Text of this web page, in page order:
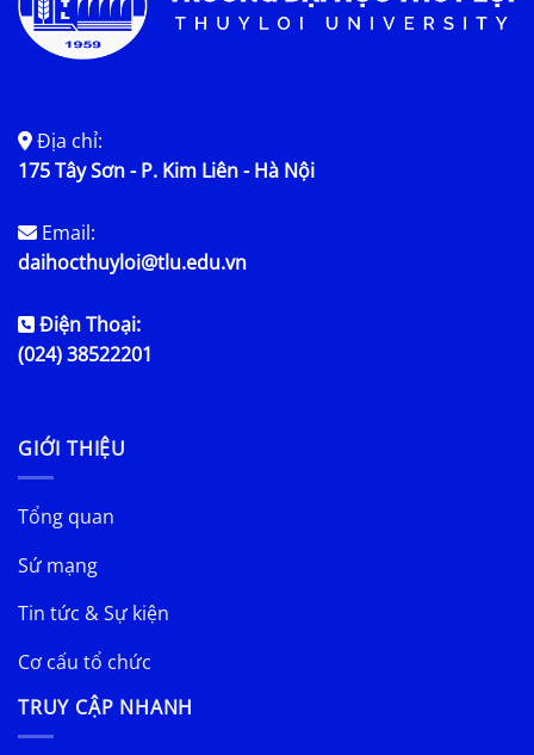
Địa chỉ:
175 Tây Sơn - P. Kim Liên - Hà Nội
Email:
daihocthuyloi@tlu.edu.vn
Điện Thoại:
(024) 38522201
GIỚI THIỆU
Tổng quan
Sứ mạng
Tin tức & Sự kiện
Cơ cấu tổ chức
TRUY CẬP NHANH